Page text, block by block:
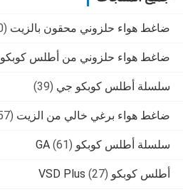
ضاغط هواء حلزوني محقون بالزيت (60)
ضاغط هواء حلزوني من أطلس كوبكو
سلسلة أطلس كوبكو جي (39)
ضاغط هواء برغي خالي من الزيت (57)
سلسلة أطلس كوبكو GA (61)
أطلس كوبكو VSD Plus (27)